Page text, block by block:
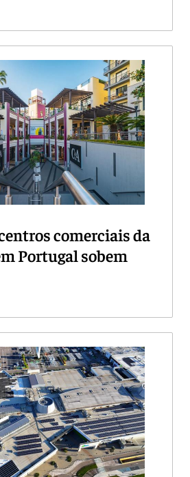
comerciais da
Portugal sobem